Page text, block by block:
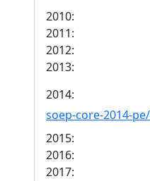
2010:
2011:
2012:
2013:
2014:
soep-core-2014-
2015:
2016:
2017: